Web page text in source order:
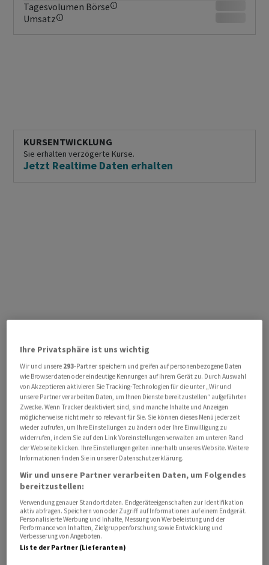
Tagesvolumen Börse
Umsatz
KURSENTWICKLUNG
Sie erhalten verzögerte Kurse.
Jetzt Realtime Daten erhalten
Ihre Privatsphäre ist uns wichtig
Wir und unsere 293-Partner speichern und greifen auf personenbezogene Daten
wie Browserdaten oder eindeutige Kennungen auf Ihrem Gerät zu. Durch Auswahl
von Akzeptieren aktivieren Sie Tracking-Technologien für die unter „Wir und
unsere Partner verarbeiten Daten, um Ihnen Dienste bereitzustellen“ aufgeführten
Zwecke. Wenn Tracker deaktiviert sind, sind manche Inhalte und Anzeigen
möglicherweise nicht mehr so relevant für Sie. Sie können dieses Menü jederzeit
wieder aufrufen, um Ihre Einstellungen zu ändern oder Ihre Einwilligung zu
widerrufen, indem Sie auf den Link Voreinstellungen verwalten am unteren Rand
der Webseite klicken. Ihre Einstellungen gelten innerhalb unseres Website. Weitere
Informationen finden Sie in unserer Datenschutzerklärung.
Wir und unsere Partner verarbeiten Daten, um Folgendes
bereitzustellen:
Verwendung genauer Standortdaten. Endgeräteeigenschaften zur Identifikation
aktiv abfragen. Speichern von oder Zugriff auf Informationen auf einem Endgerät.
Personalisierte Werbung und Inhalte, Messung von Werbeleistung und der
Performance von Inhalten, Zielgruppenforschung sowie Entwicklung und
Verbesserung von Angeboten.
Liste der Partner (Lieferanten)